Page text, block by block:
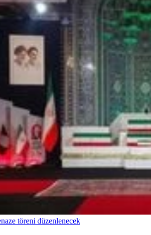
töreni düzenlenecek